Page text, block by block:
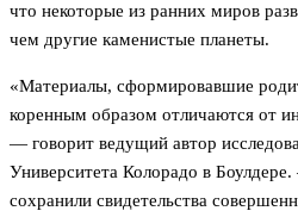
что некоторые из ранних миров
чем другие каменистые планеты.
«Материалы, сформировавшие
коренным образом отличаются от
— говорит ведущий автор
Университета Колорадо в
сохранили свидетельства